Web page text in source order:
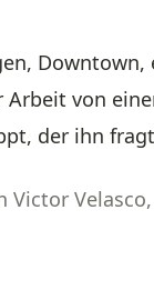
Downtown,
Arbeit von
der ihn
Victor